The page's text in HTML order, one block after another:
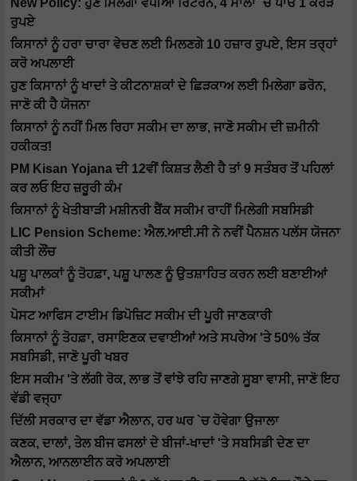
New Policy: ਹੁਣ ਮਿਲੇਗਾ ਵਧੀਆ ਰਿਟਰਨ, 4 ਸਾਲਾਂ `ਚ ਪਾਓ 1 ਕਰੋੜ
ਰੁਪਏ
ਕਿਸਾਨਾਂ ਨੂੰ ਹਰਾ ਚਾਰਾ ਵੇਚਣ ਲਈ ਮਿਲਣਗੇ 10 ਹਜ਼ਾਰ ਰੁਪਏ, ਇਸ ਤਰ੍ਹਾਂ
ਕਰੋ ਅਪਲਾਈ
ਹੁਣ ਕਿਸਾਨਾਂ ਨੂੰ ਖਾਦਾਂ ਤੇ ਕੀਟਨਾਸ਼ਕਾਂ ਦੇ ਛਿੜਕਾਅ ਲਈ ਮਿਲੇਗਾ ਡਰੋਨ,
ਜਾਣੋ ਕੀ ਹੈ ਯੋਜਨਾ
ਕਿਸਾਨਾਂ ਨੂੰ ਨਹੀਂ ਮਿਲ ਰਿਹਾ ਸਕੀਮ ਦਾ ਲਾਭ, ਜਾਣੋ ਸਕੀਮ ਦੀ ਜ਼ਮੀਨੀ
ਹਕੀਕਤ!
PM Kisan Yojana ਦੀ 12ਵੀਂ ਕਿਸ਼ਤ ਲੈਣੀ ਹੈ ਤਾਂ 9 ਸਤੰਬਰ ਤੋਂ ਪਹਿਲਾਂ
ਕਰ ਲਓ ਇਹ ਜ਼ਰੂਰੀ ਕੰਮ
ਕਿਸਾਨਾਂ ਨੂੰ ਖੇਤੀਬਾੜੀ ਮਸ਼ੀਨਰੀ ਬੈਂਕ ਸਕੀਮ ਰਾਹੀਂ ਮਿਲੇਗੀ ਸਬਸਿਡੀ
LIC Pension Scheme: ਐਲ.ਆਈ.ਸੀ ਨੇ ਨਵੀਂ ਪੈਨਸ਼ਨ ਪਲੱਸ ਯੋਜਨਾ
ਕੀਤੀ ਲੌਂਚ
ਪਸ਼ੂ ਪਾਲਕਾਂ ਨੂੰ ਤੋਹਫ਼ਾ, ਪਸ਼ੂ ਪਾਲਣ ਨੂੰ ਉਤਸ਼ਾਹਿਤ ਕਰਨ ਲਈ ਬਣਾਈਆਂ
ਸਕੀਮਾਂ
ਪੋਸਟ ਆਫਿਸ ਟਾਈਮ ਡਿਪੋਜ਼ਿਟ ਸਕੀਮ ਦੀ ਪੂਰੀ ਜਾਣਕਾਰੀ
ਕਿਸਾਨਾਂ ਨੂੰ ਤੋਹਫ਼ਾ, ਰਸਾਇਣਕ ਦਵਾਈਆਂ ਅਤੇ ਸਪਰੇਅ 'ਤੇ 50% ਤੱਕ
ਸਬਸਿਡੀ, ਜਾਣੋ ਪੂਰੀ ਖਬਰ
ਇਸ ਸਕੀਮ 'ਤੇ ਲੱਗੀ ਰੋਕ, ਲਾਭ ਤੋਂ ਵਾਂਝੇ ਰਹਿ ਜਾਣਗੇ ਸੂਬਾ ਵਾਸੀ, ਜਾਣੋ ਇਹ
ਵੱਡੀ ਵਜ੍ਹਾ
ਦਿੱਲੀ ਸਰਕਾਰ ਦਾ ਵੱਡਾ ਐਲਾਨ, ਹਰ ਘਰ `ਚ ਹੋਵੇਗਾ ਉਜਾਲਾ
ਕਣਕ, ਦਾਲਾਂ, ਤੇਲ ਬੀਜ ਫਸਲਾਂ ਦੇ ਬੀਜਾਂ-ਖਾਦਾਂ 'ਤੇ ਸਬਸਿਡੀ ਦੇਣ ਦਾ
ਐਲਾਨ, ਆਨਲਾਈਨ ਕਰੋ ਅਪਲਾਈ